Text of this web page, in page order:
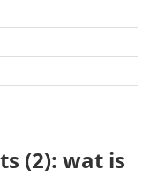
(2): wat is